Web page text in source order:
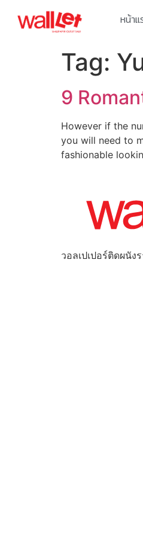
หน้าแ
Tag:
9
However if the
you will need to
fashionable
วอลเปเปอร์ติดผนัง